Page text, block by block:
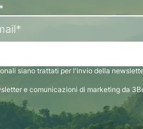
siano trattati per l'invio della
e comunicazioni di marketing da